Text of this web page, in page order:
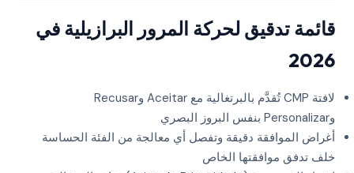
قائمة تدقيق لحركة المرور البرازيلية في
2026
لافتة CMP تُقدَّم بالبرتغالية مع Aceitar وRecusar
وPersonalizar بنفس البروز البصري
أغراض الموافقة دقيقة وتفصل أي معالجة من الفئة الحساسة
خلف تدفق موافقتها الخاص